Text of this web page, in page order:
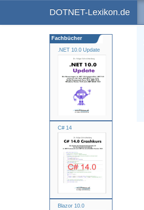
DOTNET-Lexikon.de
.NET 10.0 Update
C# 14
Blazor 10.0
Fachbücher